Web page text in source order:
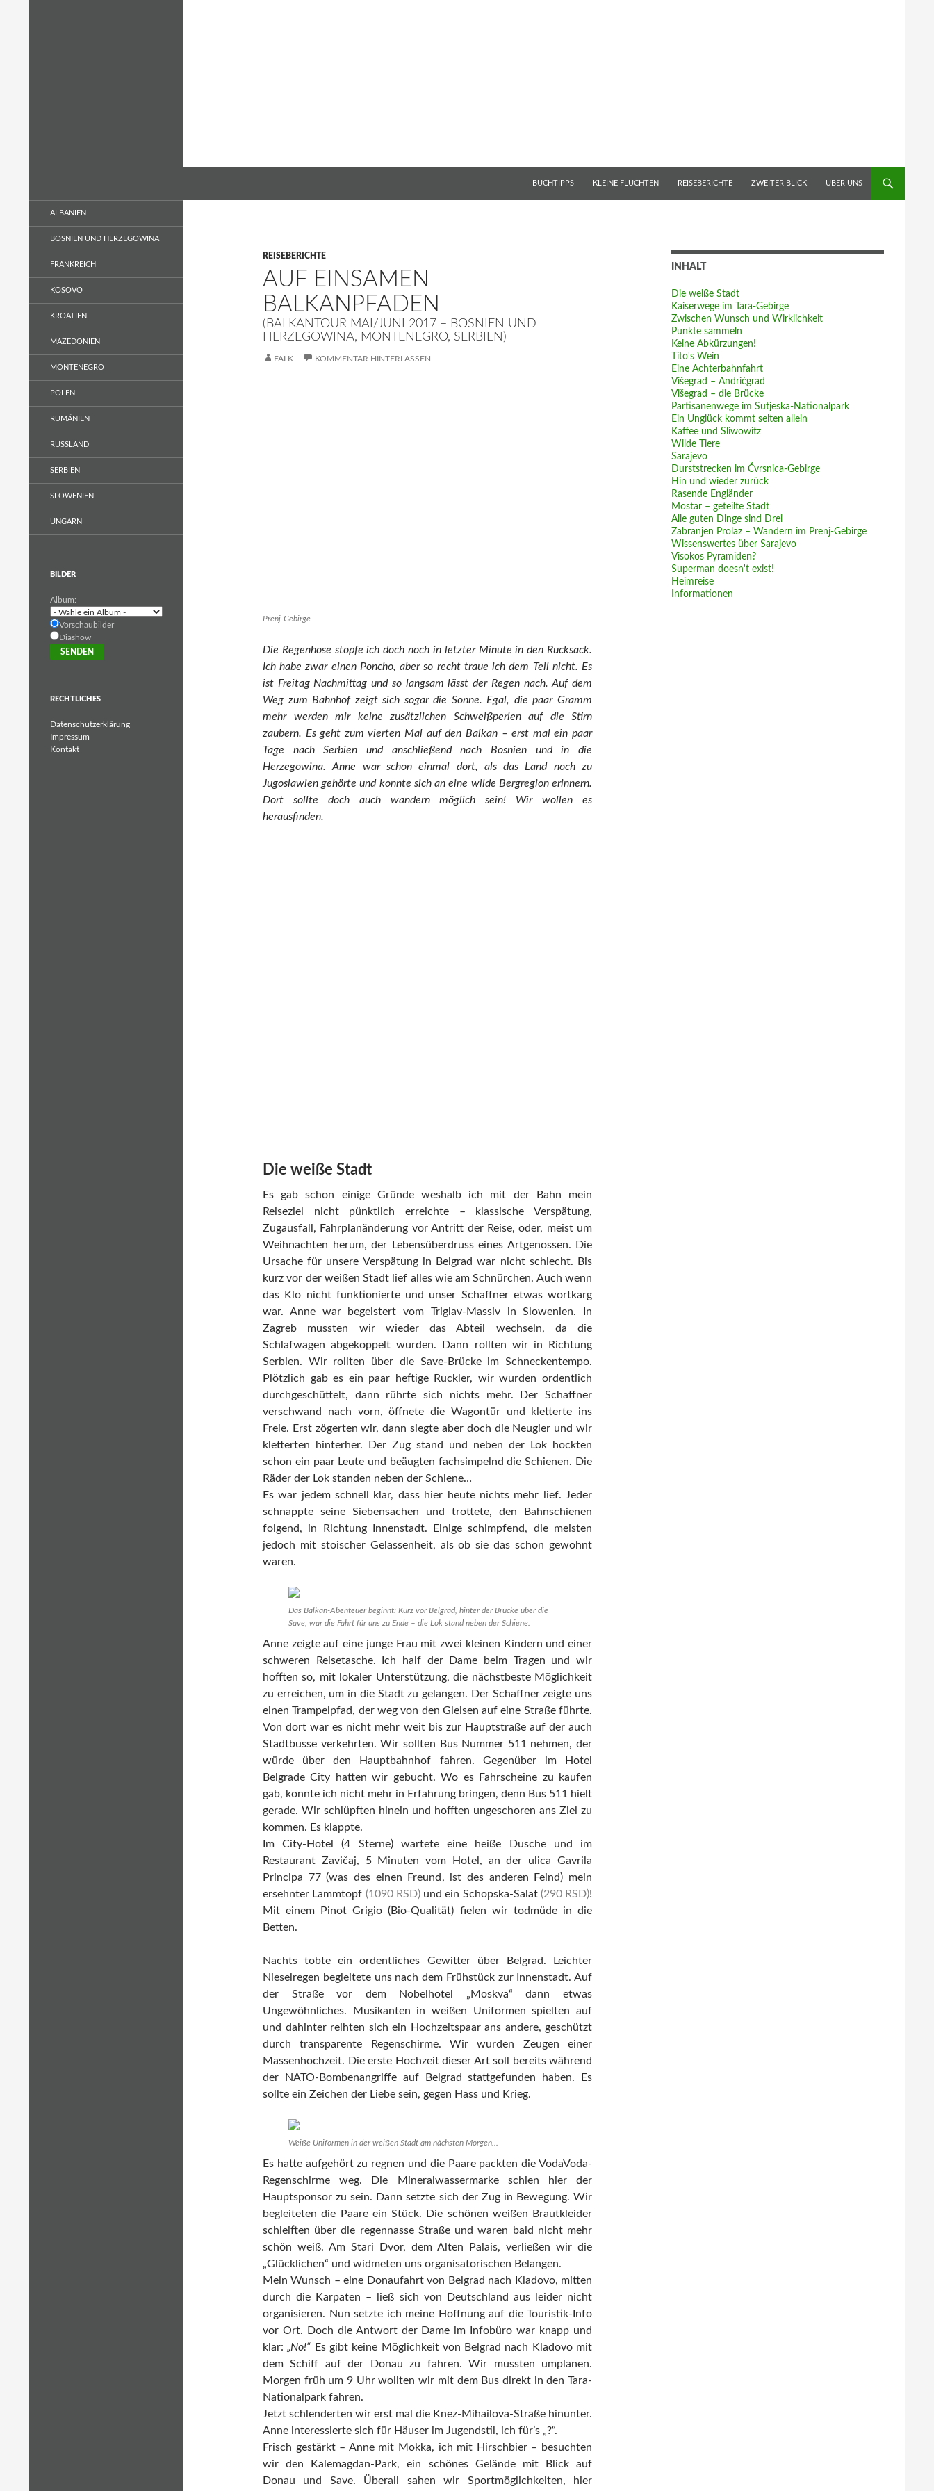
BUCHTIPPS KLEINE FLUCHTEN REISEBERICHTE ZWEITER BLICK ÜBER UNS
REISEBERICHTE
AUF EINSAMEN
BALKANPFADEN
(BALKANTOUR MAI/JUNI 2017 – BOSNIEN UND
HERZEGOWINA, MONTENEGRO, SERBIEN)
FALK KOMMENTAR HINTERLASSEN
Prenj-Gebirge
Die Regenhose stopfe ich doch noch in letzter Minute in den Rucksack.
Ich habe zwar einen Poncho, aber so recht traue ich dem Teil nicht. Es
ist Freitag Nachmittag und so langsam lässt der Regen nach. Auf dem
Weg zum Bahnhof zeigt sich sogar die Sonne. Egal, die paar Gramm
mehr werden mir keine zusätzlichen Schweißperlen auf die Stirn
zaubern. Es geht zum vierten Mal auf den Balkan – erst mal ein paar
Tage nach Serbien und anschließend nach Bosnien und in die
Herzegowina. Anne war schon einmal dort, als das Land noch zu
Jugoslawien gehörte und konnte sich an eine wilde Bergregion erinnern.
Dort sollte doch auch wandern möglich sein! Wir wollen es
herausfinden.
Die weiße Stadt
Es gab schon einige Gründe weshalb ich mit der Bahn mein
Reiseziel nicht pünktlich erreichte – klassische Verspätung,
Zugausfall, Fahrplanänderung vor Antritt der Reise, oder, meist um
Weihnachten herum, der Lebensüberdruss eines Artgenossen. Die
Ursache für unsere Verspätung in Belgrad war nicht schlecht. Bis
kurz vor der weißen Stadt lief alles wie am Schnürchen. Auch wenn
das Klo nicht funktionierte und unser Schaffner etwas wortkarg
war. Anne war begeistert vom Triglav-Massiv in Slowenien. In
Zagreb mussten wir wieder das Abteil wechseln, da die
Schlafwagen abgekoppelt wurden. Dann rollten wir in Richtung
Serbien. Wir rollten über die Save-Brücke im Schneckentempo.
Plötzlich gab es ein paar heftige Ruckler, wir wurden ordentlich
durchgeschüttelt, dann rührte sich nichts mehr. Der Schaffner
verschwand nach vorn, öffnete die Wagontür und kletterte ins
Freie. Erst zögerten wir, dann siegte aber doch die Neugier und wir
kletterten hinterher. Der Zug stand und neben der Lok hockten
schon ein paar Leute und beäugten fachsimpelnd die Schienen. Die
Räder der Lok standen neben der Schiene…
Es war jedem schnell klar, dass hier heute nichts mehr lief. Jeder
schnappte seine Siebensachen und trottete, den Bahnschienen
folgend, in Richtung Innenstadt. Einige schimpfend, die meisten
jedoch mit stoischer Gelassenheit, als ob sie das schon gewohnt
waren.
Das Balkan-Abenteuer beginnt: Kurz vor Belgrad, hinter der Brücke über die
Save, war die Fahrt für uns zu Ende – die Lok stand neben der Schiene.
Anne zeigte auf eine junge Frau mit zwei kleinen Kindern und einer
schweren Reisetasche. Ich half der Dame beim Tragen und wir
hofften so, mit lokaler Unterstützung, die nächstbeste Möglichkeit
zu erreichen, um in die Stadt zu gelangen. Der Schaffner zeigte uns
einen Trampelpfad, der weg von den Gleisen auf eine Straße führte.
Von dort war es nicht mehr weit bis zur Hauptstraße auf der auch
Stadtbusse verkehrten. Wir sollten Bus Nummer 511 nehmen, der
würde über den Hauptbahnhof fahren. Gegenüber im Hotel
Belgrade City hatten wir gebucht. Wo es Fahrscheine zu kaufen
gab, konnte ich nicht mehr in Erfahrung bringen, denn Bus 511 hielt
gerade. Wir schlüpften hinein und hofften ungeschoren ans Ziel zu
kommen. Es klappte.
Im City-Hotel (4 Sterne) wartete eine heiße Dusche und im
Restaurant Zavičaj, 5 Minuten vom Hotel, an der ulica Gavrila
Principa 77 (was des einen Freund, ist des anderen Feind) mein
ersehnter Lammtopf (1090 RSD)und ein Schopska-Salat (290 RSD)!
Mit einem Pinot Grigio (Bio-Qualität) fielen wir todmüde in die
Betten.
Nachts tobte ein ordentliches Gewitter über Belgrad. Leichter
Nieselregen begleitete uns nach dem Frühstück zur Innenstadt. Auf
der Straße vor dem Nobelhotel „Moskva“ dann etwas
Ungewöhnliches. Musikanten in weißen Uniformen spielten auf
und dahinter reihten sich ein Hochzeitspaar ans andere, geschützt
durch transparente Regenschirme. Wir wurden Zeugen einer
Massenhochzeit. Die erste Hochzeit dieser Art soll bereits während
der NATO-Bombenangriffe auf Belgrad stattgefunden haben. Es
sollte ein Zeichen der Liebe sein, gegen Hass und Krieg.
Weiße Uniformen in der weißen Stadt am nächsten Morgen...
Es hatte aufgehört zu regnen und die Paare packten die VodaVoda-
Regenschirme weg. Die Mineralwassermarke schien hier der
Hauptsponsor zu sein. Dann setzte sich der Zug in Bewegung. Wir
begleiteten die Paare ein Stück. Die schönen weißen Brautkleider
schleiften über die regennasse Straße und waren bald nicht mehr
schön weiß. Am Stari Dvor, dem Alten Palais, verließen wir die
„Glücklichen“ und widmeten uns organisatorischen Belangen.
Mein Wunsch – eine Donaufahrt von Belgrad nach Kladovo, mitten
durch die Karpaten – ließ sich von Deutschland aus leider nicht
organisieren. Nun setzte ich meine Hoffnung auf die Touristik-Info
vor Ort. Doch die Antwort der Dame im Infobüro war knapp und
klar:„No!“ Es gibt keine Möglichkeit von Belgrad nach Kladovo mit
dem Schiff auf der Donau zu fahren. Wir mussten umplanen.
Morgen früh um 9 Uhr wollten wir mit dem Bus direkt in den Tara-
Nationalpark fahren.
Jetzt schlenderten wir erst mal die Knez-Mihailova-Straße hinunter.
Anne interessierte sich für Häuser im Jugendstil, ich für’s „?“.
Frisch gestärkt – Anne mit Mokka, ich mit Hirschbier – besuchten
wir den Kalemagdan-Park, ein schönes Gelände mit Blick auf
Donau und Save. Überall sahen wir Sportmöglichkeiten, hier
INHALT
Die weiße Stadt
Kaiserwege im Tara-Gebirge
Zwischen Wunsch und Wirklichkeit
Punkte sammeln
Keine Abkürzungen!
Tito's Wein
Eine Achterbahnfahrt
Višegrad – Andrićgrad
Višegrad – die Brücke
Partisanenwege im Sutjeska-Nationalpark
Ein Unglück kommt selten allein
Kaffee und Sliwowitz
Wilde Tiere
Sarajevo
Durststrecken im Čvrsnica-Gebirge
Hin und wieder zurück
Rasende Engländer
Mostar – geteilte Stadt
Alle guten Dinge sind Drei
Zabranjen Prolaz – Wandern im Prenj-Gebirge
Wissenswertes über Sarajevo
Visokos Pyramiden?
Superman doesn't exist!
Heimreise
Informationen
ALBANIEN
BOSNIEN UND HERZEGOWINA
FRANKREICH
KOSOVO
KROATIEN
MAZEDONIEN
MONTENEGRO
POLEN
RUMÄNIEN
RUSSLAND
SERBIEN
SLOWENIEN
UNGARN
BILDER
Album:
Vorschaubilder
Diashow
RECHTLICHES
Datenschutzerklärung
Impressum
Kontakt